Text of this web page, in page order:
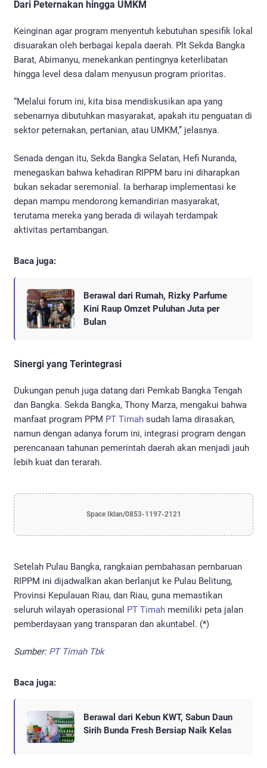
​Dari Peternakan hingga UMKM
​Keinginan agar program menyentuh kebutuhan spesifik lokal
disuarakan oleh berbagai kepala daerah. Plt Sekda Bangka
Barat, Abimanyu, menekankan pentingnya keterlibatan
hingga level desa dalam menyusun program prioritas.
​“Melalui forum ini, kita bisa mendiskusikan apa yang
sebenarnya dibutuhkan masyarakat, apakah itu penguatan di
sektor peternakan, pertanian, atau UMKM,” jelasnya.
​Senada dengan itu, Sekda Bangka Selatan, Hefi Nuranda,
menegaskan bahwa kehadiran RIPPM baru ini diharapkan
bukan sekadar seremonial. Ia berharap implementasi ke
depan mampu mendorong kemandirian masyarakat,
terutama mereka yang berada di wilayah terdampak
aktivitas pertambangan.
Baca juga:
Berawal dari Rumah, Rizky Parfume
Kini Raup Omzet Puluhan Juta per
Bulan
​Sinergi yang Terintegrasi
​Dukungan penuh juga datang dari Pemkab Bangka Tengah
dan Bangka. Sekda Bangka, Thony Marza, mengakui bahwa
manfaat program PPM PT Timah sudah lama dirasakan,
namun dengan adanya forum ini, integrasi program dengan
perencanaan tahunan pemerintah daerah akan menjadi jauh
lebih kuat dan terarah.
Space Iklan/0853-1197-2121
​Setelah Pulau Bangka, rangkaian pembahasan pembaruan
RIPPM ini dijadwalkan akan berlanjut ke Pulau Belitung,
Provinsi Kepulauan Riau, dan Riau, guna memastikan
seluruh wilayah operasional PT Timah memiliki peta jalan
pemberdayaan yang transparan dan akuntabel. (*)
Sumber:PT Timah Tbk
Baca juga:
Berawal dari Kebun KWT, Sabun Daun
Sirih Bunda Fresh Bersiap Naik Kelas